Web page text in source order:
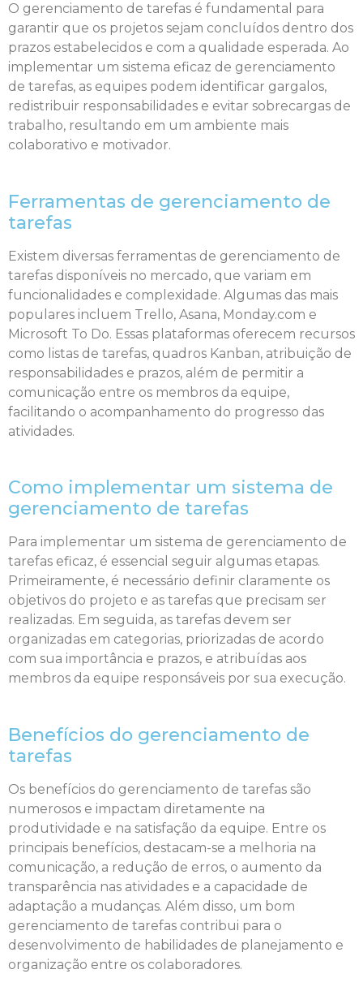
O gerenciamento de tarefas é fundamental para
garantir que os projetos sejam concluídos dentro dos
prazos estabelecidos e com a qualidade esperada. Ao
implementar um sistema eficaz de gerenciamento
de tarefas, as equipes podem identificar gargalos,
redistribuir responsabilidades e evitar sobrecargas de
trabalho, resultando em um ambiente mais
colaborativo e motivador.
Ferramentas de gerenciamento de
tarefas
Existem diversas ferramentas de gerenciamento de
tarefas disponíveis no mercado, que variam em
funcionalidades e complexidade. Algumas das mais
populares incluem Trello, Asana, Monday.com e
Microsoft To Do. Essas plataformas oferecem recursos
como listas de tarefas, quadros Kanban, atribuição de
responsabilidades e prazos, além de permitir a
comunicação entre os membros da equipe,
facilitando o acompanhamento do progresso das
atividades.
Como implementar um sistema de
gerenciamento de tarefas
Para implementar um sistema de gerenciamento de
tarefas eficaz, é essencial seguir algumas etapas.
Primeiramente, é necessário definir claramente os
objetivos do projeto e as tarefas que precisam ser
realizadas. Em seguida, as tarefas devem ser
organizadas em categorias, priorizadas de acordo
com sua importância e prazos, e atribuídas aos
membros da equipe responsáveis por sua execução.
Benefícios do gerenciamento de
tarefas
Os benefícios do gerenciamento de tarefas são
numerosos e impactam diretamente na
produtividade e na satisfação da equipe. Entre os
principais benefícios, destacam-se a melhoria na
comunicação, a redução de erros, o aumento da
transparência nas atividades e a capacidade de
adaptação a mudanças. Além disso, um bom
gerenciamento de tarefas contribui para o
desenvolvimento de habilidades de planejamento e
organização entre os colaboradores.